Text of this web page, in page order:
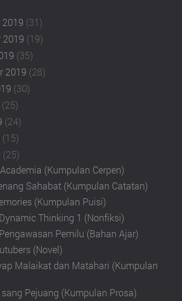
2019 (31)
2019 (19)
(35)
2019 (28)
(30)
(25)
(24)
(15)
(25)
(Kumpulan Cerpen)
Sahabat (Kumpulan Catatan)
(Kumpulan Puisi)
Thinking 1 (Nonfiksi)
Pemilu (Bahan Ajar)
(Novel)
Malaikat dan Matahari (Kumpulan
Pejuang (Kumpulan Prosa)